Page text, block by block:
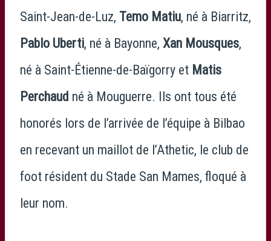
Saint-Jean-de-Luz, Temo Matiu, né à Biarritz,
Pablo Uberti, né à Bayonne, Xan Mousques,
né à Saint-Étienne-de-Baïgorry et Matis
Perchaud né à Mouguerre. Ils ont tous été
honorés lors de l’arrivée de l’équipe à Bilbao
en recevant un maillot de l’Athetic, le club de
foot résident du Stade San Mames, floqué à
leur nom.